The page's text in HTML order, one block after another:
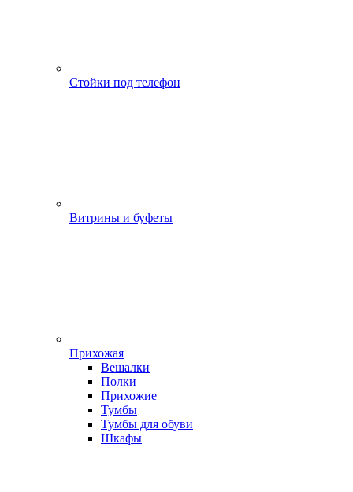
Стойки под телефон
Витрины и буфеты
Прихожая
Вешалки
Полки
Прихожие
Тумбы
Тумбы для обуви
Шкафы